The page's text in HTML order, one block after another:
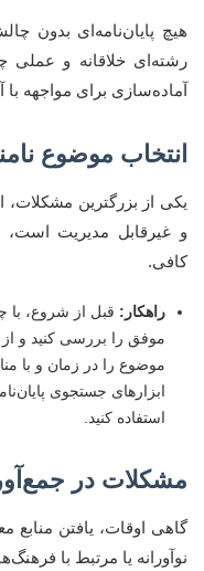
هیچ پایان‌نامه‌ای بدون
رشته‌ای خلاقانه و عملی
آماده‌سازی برای مواجهه
انتخاب موضوع
یکی از بزرگترین
و غیرقابل مدیریت
کافی.
راهکار: قبل از شروع، با
موفق را بررسی کنید و از
موضوع را در زمان و با
ابزارهای جستجوی
استفاده کنید.
مشکلات در
گاهی اوقات، یافتن
نوآورانه یا مرتبط با